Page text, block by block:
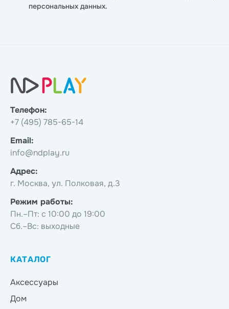
персональных данных.
Телефон:
+7 (495) 785-65-14
Email:
info@ndplay.ru
Адрес:
г. Москва, ул. Полковая, д.3
Режим работы:
Пн.–Пт: с 10:00 до 19:00
Сб.–Вс: выходные
КАТАЛОГ
Аксессуары
Дом